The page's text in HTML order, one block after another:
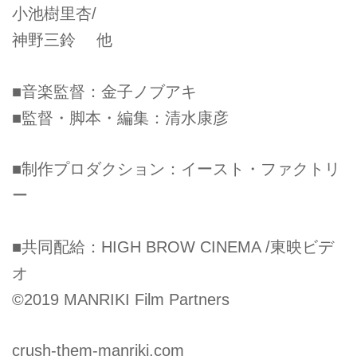
小池樹里杏/
神野三鈴 他
■音楽監督：金子ノブアキ
■監督・脚本・編集：清水康彦
■制作プロダクション：イースト・ファクトリ
ー
■共同配給：HIGH BROW CINEMA /東映ビデ
オ
©2019 MANRIKI Film Partners
crush-them-manriki.com